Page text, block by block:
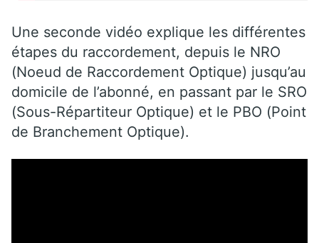
Une seconde vidéo explique les différentes
étapes du raccordement, depuis le NRO
(Noeud de Raccordement Optique) jusqu’au
domicile de l’abonné, en passant par le SRO
(Sous-Répartiteur Optique) et le PBO (Point
de Branchement Optique).